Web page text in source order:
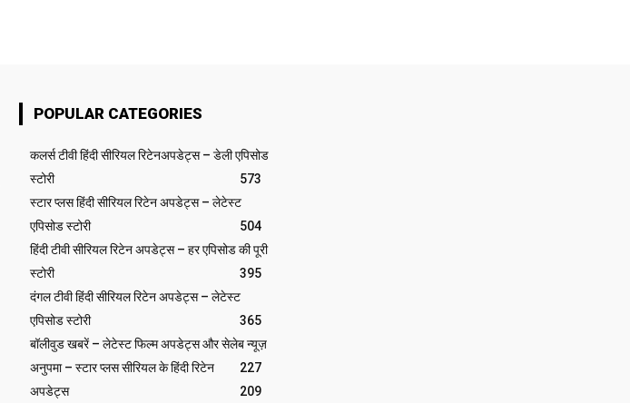
POPULAR CATEGORIES
कलर्स टीवी हिंदी सीरियल रिटेनअपडेट्स – डेली एपिसोड
स्टोरी
573
स्टार प्लस हिंदी सीरियल रिटेन अपडेट्स – लेटेस्ट
एपिसोड स्टोरी
504
हिंदी टीवी सीरियल रिटेन अपडेट्स – हर एपिसोड की पूरी
स्टोरी
395
दंगल टीवी हिंदी सीरियल रिटेन अपडेट्स – लेटेस्ट
एपिसोड स्टोरी
365
बॉलीवुड खबरें – लेटेस्ट फिल्म अपडेट्स और सेलेब न्यूज़
227
अनुपमा – स्टार प्लस सीरियल के हिंदी रिटेन
अपडेट्स
209